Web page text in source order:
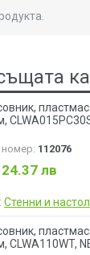
112076
24.37 лв
Стенни и
CLWA110WT,